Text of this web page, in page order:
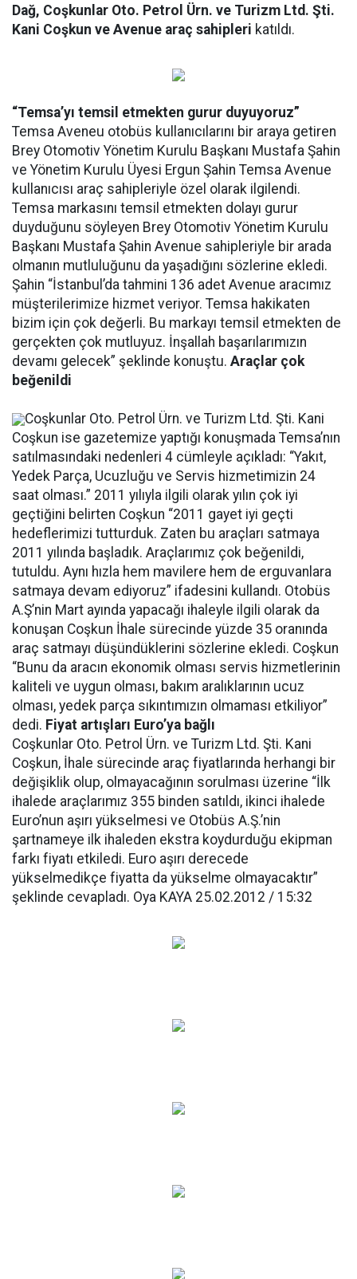
Dağ, Coşkunlar Oto. Petrol Ürn. ve Turizm Ltd. Şti.
Kani Coşkun ve Avenue araç sahipleri katıldı.
“Temsa’yı temsil etmekten gurur duyuyoruz”
Temsa Aveneu otobüs kullanıcılarını bir araya getiren
Brey Otomotiv Yönetim Kurulu Başkanı Mustafa Şahin
ve Yönetim Kurulu Üyesi Ergun Şahin Temsa Avenue
kullanıcısı araç sahipleriyle özel olarak ilgilendi.
Temsa markasını temsil etmekten dolayı gurur
duyduğunu söyleyen Brey Otomotiv Yönetim Kurulu
Başkanı Mustafa Şahin Avenue sahipleriyle bir arada
olmanın mutluluğunu da yaşadığını sözlerine ekledi.
Şahin “İstanbul’da tahmini 136 adet Avenue aracımız
müşterilerimize hizmet veriyor. Temsa hakikaten
bizim için çok değerli. Bu markayı temsil etmekten de
gerçekten çok mutluyuz. İnşallah başarılarımızın
devamı gelecek” şeklinde konuştu. Araçlar çok
beğenildi
Coşkunlar Oto. Petrol Ürn. ve Turizm Ltd. Şti. Kani
Coşkun ise gazetemize yaptığı konuşmada Temsa’nın
satılmasındaki nedenleri 4 cümleyle açıkladı: “Yakıt,
Yedek Parça, Ucuzluğu ve Servis hizmetimizin 24
saat olması.” 2011 yılıyla ilgili olarak yılın çok iyi
geçtiğini belirten Coşkun “2011 gayet iyi geçti
hedeflerimizi tutturduk. Zaten bu araçları satmaya
2011 yılında başladık. Araçlarımız çok beğenildi,
tutuldu. Aynı hızla hem mavilere hem de erguvanlara
satmaya devam ediyoruz” ifadesini kullandı. Otobüs
A.Ş’nin Mart ayında yapacağı ihaleyle ilgili olarak da
konuşan Coşkun İhale sürecinde yüzde 35 oranında
araç satmayı düşündüklerini sözlerine ekledi. Coşkun
“Bunu da aracın ekonomik olması servis hizmetlerinin
kaliteli ve uygun olması, bakım aralıklarının ucuz
olması, yedek parça sıkıntımızın olmaması etkiliyor”
dedi. Fiyat artışları Euro’ya bağlı
Coşkunlar Oto. Petrol Ürn. ve Turizm Ltd. Şti. Kani
Coşkun, İhale sürecinde araç fiyatlarında herhangi bir
değişiklik olup, olmayacağının sorulması üzerine “İlk
ihalede araçlarımız 355 binden satıldı, ikinci ihalede
Euro’nun aşırı yükselmesi ve Otobüs A.Ş.’nin
şartnameye ilk ihaleden ekstra koydurduğu ekipman
farkı fiyatı etkiledi. Euro aşırı derecede
yükselmedikçe fiyatta da yükselme olmayacaktır”
şeklinde cevapladı. Oya KAYA 25.02.2012 / 15:32